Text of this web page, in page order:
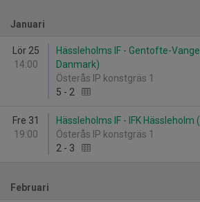
Januari
Lör 25
14:00
Hässleholms IF - Gentofte-
Danmark)
Österås IP konstgräs 1
5 - 2
Fre 31
19:00
Hässleholms IF - IFK Hässleholm
Österås IP konstgräs 1
2 - 3
Februari